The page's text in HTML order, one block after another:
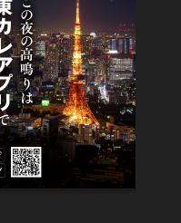
Vol.19
【受付